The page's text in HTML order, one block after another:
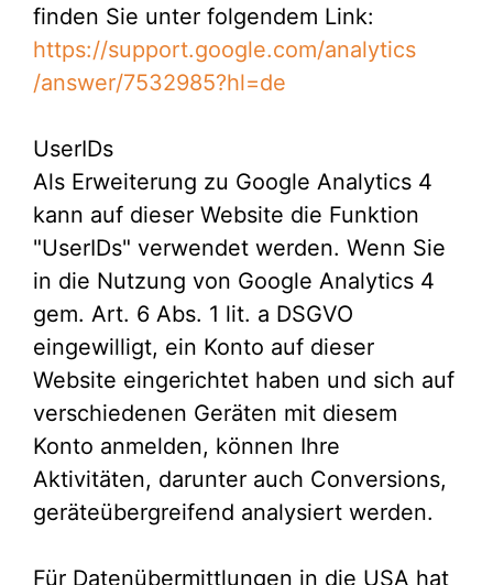
finden Sie unter folgendem Link:
https://support.google.com/analytics
/answer/7532985?hl=de
UserIDs
Als Erweiterung zu Google Analytics 4
kann auf dieser Website die Funktion
"UserIDs" verwendet werden. Wenn Sie
in die Nutzung von Google Analytics 4
gem. Art. 6 Abs. 1 lit. a DSGVO
eingewilligt, ein Konto auf dieser
Website eingerichtet haben und sich auf
verschiedenen Geräten mit diesem
Konto anmelden, können Ihre
Aktivitäten, darunter auch Conversions,
geräteübergreifend analysiert werden.
Für Datenübermittlungen in die USA hat